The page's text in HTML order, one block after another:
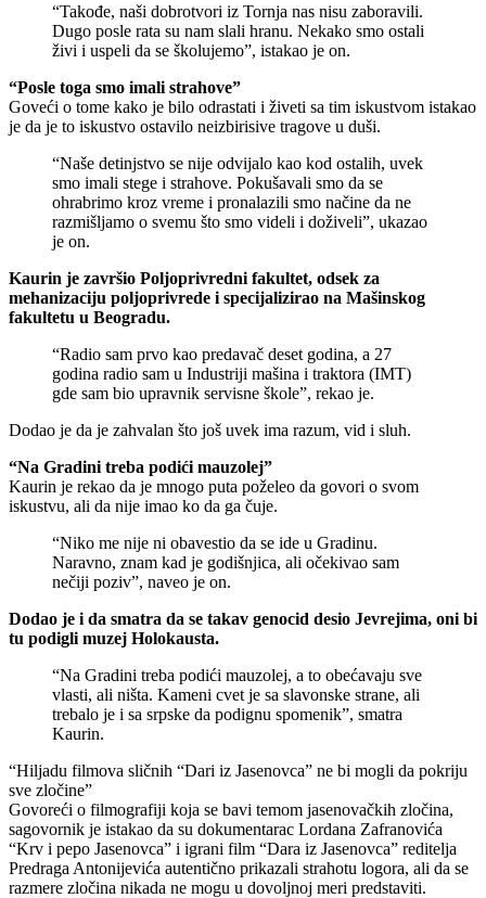
“Takođe, naši dobrotvori iz Tornja nas nisu zaboravili.
Dugo posle rata su nam slali hranu. Nekako smo ostali
živi i uspeli da se školujemo”, istakao je on.
“Posle toga smo imali strahove”
Goveći o tome kako je bilo odrastati i živeti sa tim iskustvom istakao
je da je to iskustvo ostavilo neizbirisive tragove u duši.
“Naše detinjstvo se nije odvijalo kao kod ostalih, uvek
smo imali stege i strahove. Pokušavali smo da se
ohrabrimo kroz vreme i pronalazili smo načine da ne
razmišljamo o svemu što smo videli i doživeli”, ukazao
je on.
Kaurin je završio Poljoprivredni fakultet, odsek za
mehanizaciju poljoprivrede i specijalizirao na Mašinskog
fakultetu u Beogradu.
“Radio sam prvo kao predavač deset godina, a 27
godina radio sam u Industriji mašina i traktora (IMT)
gde sam bio upravnik servisne škole”, rekao je.
Dodao je da je zahvalan što još uvek ima razum, vid i sluh.
“Na Gradini treba podići mauzolej”
Kaurin je rekao da je mnogo puta poželeo da govori o svom
iskustvu, ali da nije imao ko da ga čuje.
“Niko me nije ni obavestio da se ide u Gradinu.
Naravno, znam kad je godišnjica, ali očekivao sam
nečiji poziv”, naveo je on.
Dodao je i da smatra da se takav genocid desio Jevrejima, oni bi
tu podigli muzej Holokausta.
“Na Gradini treba podići mauzolej, a to obećavaju sve
vlasti, ali ništa. Kameni cvet je sa slavonske strane, ali
trebalo je i sa srpske da podignu spomenik”, smatra
Kaurin.
“Hiljadu filmova sličnih “Dari iz Jasenovca” ne bi mogli da pokriju
sve zločine”
Govoreći o filmografiji koja se bavi temom jasenovačkih zločina,
sagovornik je istakao da su dokumentarac Lordana Zafranovića
“Krv i pepo Jasenovca” i igrani film “Dara iz Jasenovca” reditelja
Predraga Antonijevića autentično prikazali strahotu logora, ali da se
razmere zločina nikada ne mogu u dovoljnoj meri predstaviti.